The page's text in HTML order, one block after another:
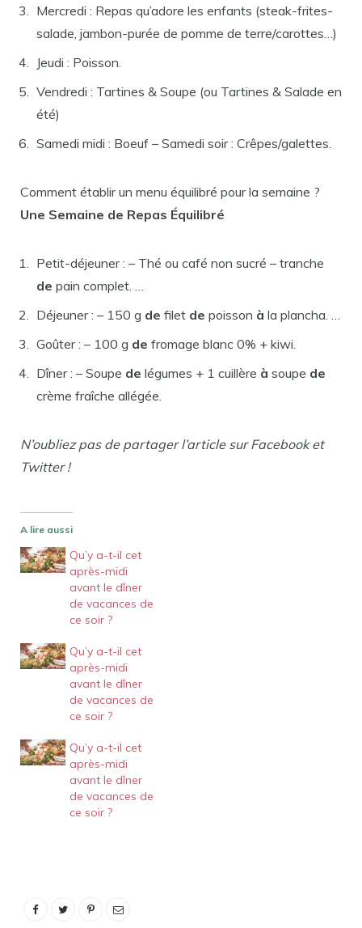
Mercredi : Repas qu’adore les enfants (steak-frites-
salade, jambon-purée de pomme de terre/carottes…)
Jeudi : Poisson.
Vendredi : Tartines & Soupe (ou Tartines & Salade en
été)
Samedi midi : Boeuf – Samedi soir : Crêpes/galettes.
Comment établir un menu équilibré pour la semaine ?
Une Semaine de Repas Équilibré
Petit-déjeuner : – Thé ou café non sucré – tranche
de pain complet. …
Déjeuner : – 150 g de filet de poisson à la plancha. …
Goûter : – 100 g de fromage blanc 0% + kiwi.
Dîner : – Soupe de légumes + 1 cuillère à soupe de
crème fraîche allégée.
N’oubliez pas de partager l’article sur Facebook et
Twitter !
A lire aussi
Qu’y a-t-il cet
après-midi
avant le dîner
de vacances de
ce soir ?
Qu’y a-t-il cet
après-midi
avant le dîner
de vacances de
ce soir ?
Qu’y a-t-il cet
après-midi
avant le dîner
de vacances de
ce soir ?